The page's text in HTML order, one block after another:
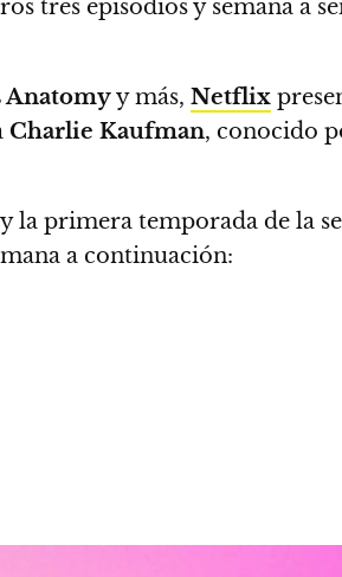
tres episodios y semana a
Anatomyy más, Netflix
Charlie Kaufman, conocido
y la primera temporada de la
a continuación: